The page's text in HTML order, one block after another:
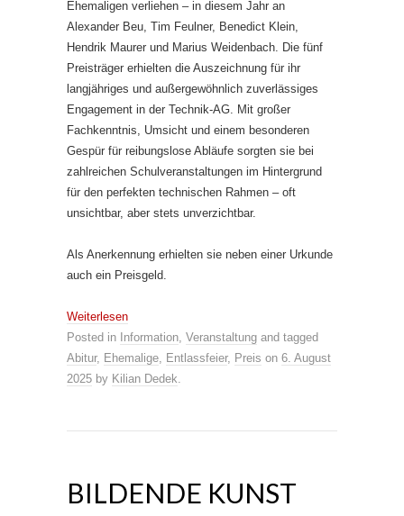
Ehemaligen verliehen – in diesem Jahr an
Alexander Beu, Tim Feulner, Benedict Klein,
Hendrik Maurer und Marius Weidenbach. Die fünf
Preisträger erhielten die Auszeichnung für ihr
langjähriges und außergewöhnlich zuverlässiges
Engagement in der Technik-AG. Mit großer
Fachkenntnis, Umsicht und einem besonderen
Gespür für reibungslose Abläufe sorgten sie bei
zahlreichen Schulveranstaltungen im Hintergrund
für den perfekten technischen Rahmen – oft
unsichtbar, aber stets unverzichtbar.
Als Anerkennung erhielten sie neben einer Urkunde
auch ein Preisgeld.
Weiterlesen
Posted in Information, Veranstaltung and tagged
Abitur, Ehemalige, Entlassfeier, Preis on 6. August
2025 by Kilian Dedek.
BILDENDE KUNST